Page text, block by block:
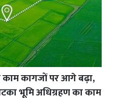
काम कागजों पर आगे बढ़ा,
भूमि अधिग्रहण का काम